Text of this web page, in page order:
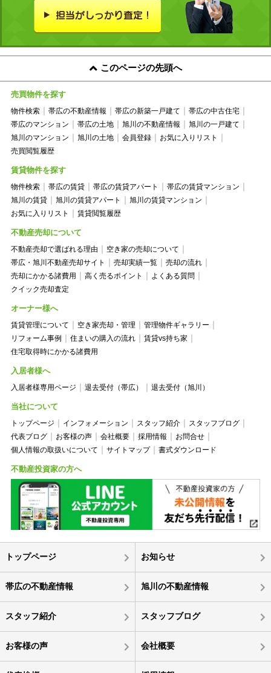
このページの先頭へ
売買物件を探す
物件検索 帯広の不動産情報 帯広の新築一戸建て
帯広の中古住宅
帯広のマンション
帯広の土地 旭川の不動産情報
旭川の一戸建て
旭川のマンション
旭川の土地 会員登録
お気に入りリスト
売買閲覧履歴
賃貸物件を探す
物件検索 帯広の賃貸 帯広の賃貸アパート
帯広の賃貸マンション
旭川の賃貸
旭川の賃貸アパート
旭川の賃貸マンション
お気に入りリスト
賃貸閲覧履歴
不動産売却について
不動産売却で選ばれる理由
空き家の売却について
帯広・旭川不動産売却サイト
売却実績一覧
売却の流れ
売却にかかる諸費用
高く売るポイント
よくある質問
クイック売却査定
オーナー様へ
賃貸管理について 空き家売却・管理
管理物件ギャラリー
リフォーム事例
住まいの購入の流れ
賃貸vs持ち家
住宅取得時にかかる諸費用
入居者様へ
入居者様専用ページ 退去受付（帯広） 退去受付（旭川）
当社について
トップページ インフォメーション スタッフ紹介
スタッフブログ
代表ブログ
お客様の声 会社概要 採用情報
お問合せ
個人情報の取扱いについて
サイトマップ 書式ダウンロード
不動産投資家の方へ
トップページ お知らせ
帯広の不動産情報 旭川の不動産情報
スタッフ紹介 スタッフブログ
お客様の声 会社概要